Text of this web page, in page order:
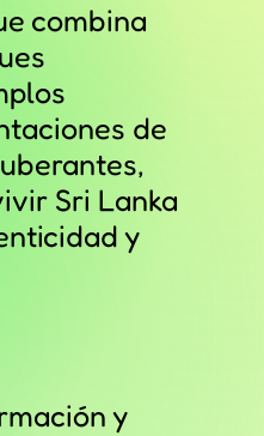
combina
de
Sri Lanka
y
y